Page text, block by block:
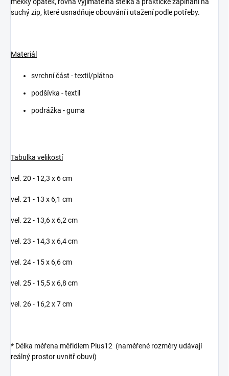
suchý zip, které usnadňuje obouvání i utažení podle potřeby.
Materiál
svrchní část - textil/plátno
podšívka - textil
podrážka - guma
Tabulka velikostí
vel. 20 - 12,3 x 6 cm
vel. 21 - 13 x 6,1 cm
vel. 22 - 13,6 x 6,2 cm
vel. 23 - 14,3 x 6,4 cm
vel. 24 - 15 x 6,6 cm
vel. 25 - 15,5 x 6,8 cm
vel. 26 - 16,2 x 7 cm
* Délka měřena měřidlem Plus12 (naměřené rozměry udávají
reálný prostor uvnitř obuvi)